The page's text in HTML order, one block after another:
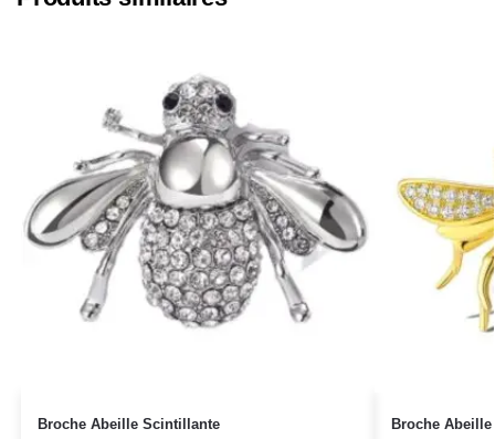
Broche Abeille Scintillante Broche